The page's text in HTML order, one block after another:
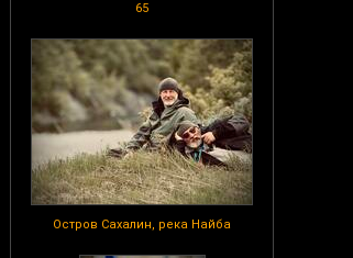
65
Остров Сахалин, река Найба